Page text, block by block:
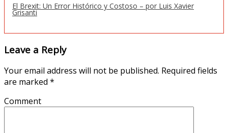
El Brexit: Un Error Histórico y Costoso – por Luis Xavier
Grisanti
Leave a Reply
Your email address will not be published. Required fields
are marked *
Comment